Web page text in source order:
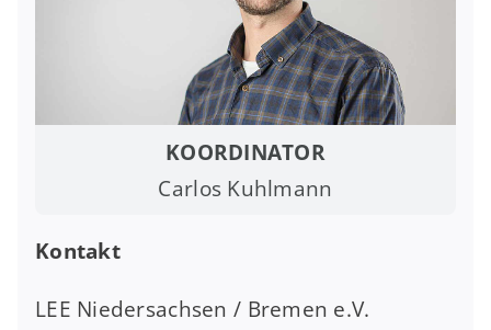
KOORDINATOR
Carlos Kuhlmann
Kontakt
LEE Niedersachsen / Bremen e.V.